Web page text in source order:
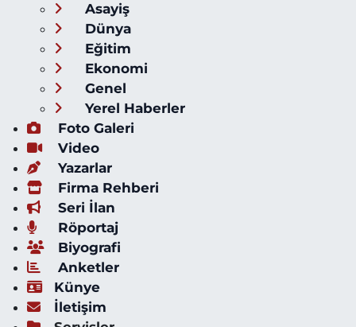
Asayiş
Dünya
Eğitim
Ekonomi
Genel
Yerel Haberler
Foto Galeri
Video
Yazarlar
Firma Rehberi
Seri İlan
Röportaj
Biyografi
Anketler
Künye
İletişim